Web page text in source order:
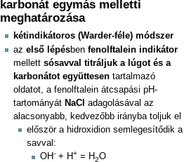
karbonát egymás melletti
meghatározása
kétindikátoros (Warder-féle) módszer
az első lépésben fenolftalein indikátor
mellett sósavval titráljuk a lúgot és a
karbonátot együttesentartalmazó
oldatot, a fenolftalein átcsapási pH-
tartományát NaCl adagolásával az
alacsonyabb, kedvezőbb irányba toljuk el
először a hidroxidion semlegesítődik a
savval:
OH-+ H+= H2O